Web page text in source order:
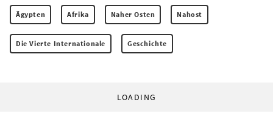
Ägypten Afrika Naher Osten Nahost
Die Vierte Internationale Geschichte
LOADING